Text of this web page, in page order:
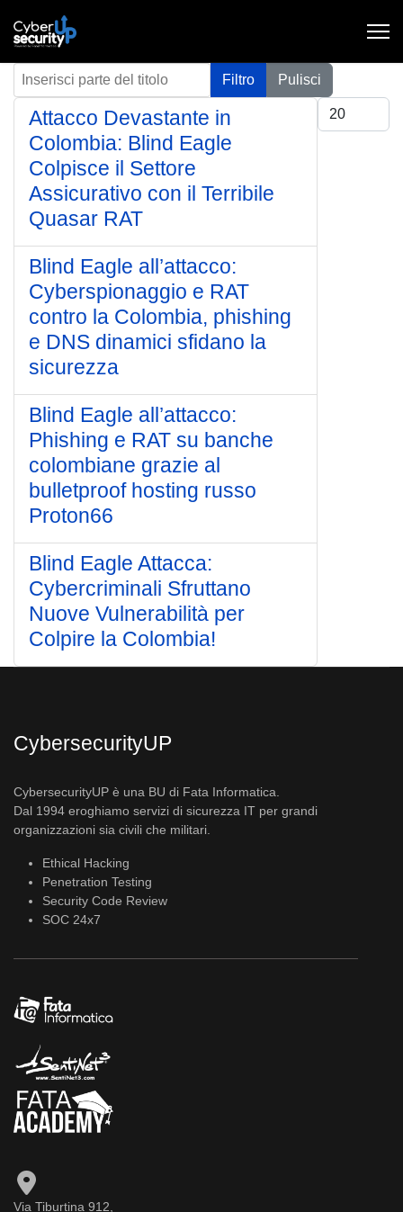
Inserisci parte del titolo Filtro
Pulisci
Visualizza #
Attacco Devastante in
Colombia: Blind Eagle
Colpisce il Settore
Assicurativo con il Terribile
Quasar RAT
Blind Eagle all’attacco:
Cyberspionaggio e RAT
contro la Colombia, phishing
e DNS dinamici sfidano la
sicurezza
Blind Eagle all’attacco:
Phishing e RAT su banche
colombiane grazie al
bulletproof hosting russo
Proton66
Blind Eagle Attacca:
Cybercriminali Sfruttano
Nuove Vulnerabilità per
Colpire la Colombia!
CybersecurityUP
CybersecurityUP è una BU di Fata Informatica.
Dal 1994 eroghiamo servizi di sicurezza IT per grandi
organizzazioni sia civili che militari.
Ethical Hacking
Penetration Testing
Security Code Review
SOC 24x7
Via Tiburtina 912,